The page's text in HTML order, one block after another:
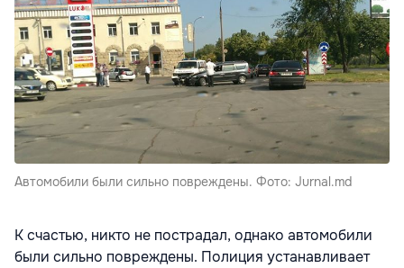
Автомобили были сильно повреждены. Фото: Jurnal.md
К счастью, никто не пострадал, однако автомобили
были сильно повреждены. Полиция устанавливает